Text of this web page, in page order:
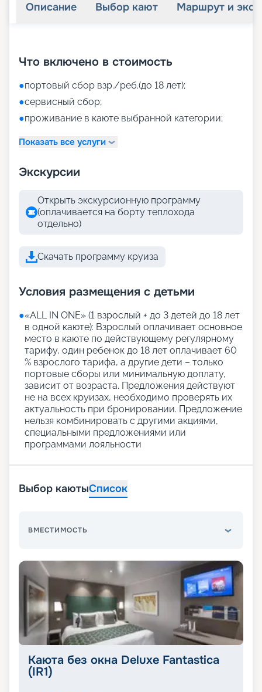
Описание Выбор кают Маршрут и
Что включено в стоимость
●портовый сбор взр./реб.(до 18 лет);
●сервисный сбор;
●проживание в каюте выбранной категории;
Показать все услуги
Экскурсии
Открыть экскурсионную программу
(оплачивается на борту теплохода
отдельно)
Скачать программу круиза
Условия размещения с детьми
●«АLL IN ONE» (1 взрослый + до 3 детей до 18 лет
в одной каюте): Взрослый оплачивает основное
место в каюте по действующему регулярному
тарифу, один ребенок до 18 лет оплачивает 60
% взрослого тарифа, а другие дети – только
портовые сборы или минимальную доплату,
зависит от возраста. Предложения действуют
не на всех круизах, необходимо проверять их
актуальность при бронировании. Предложение
нельзя комбинировать с другими акциями,
специальными предложениями или
программами лояльности
Выбор каютыСписок
ВМЕСТИМОСТЬ
Каюта без окна Deluxe Fantastica
(IR1)